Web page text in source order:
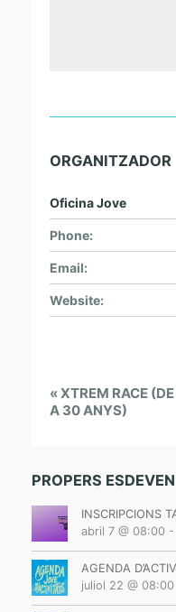
ORGANITZADOR
Oficina Jove
Phone:
Email:
Website:
E
v
t
N
a
v
i
g
«XTREM RACE
A 30 ANYS)
PROPERS
INSCRIPCIONS
abril 7 @ 08:00 -
AGENDA
juliol 22 @ 08:00